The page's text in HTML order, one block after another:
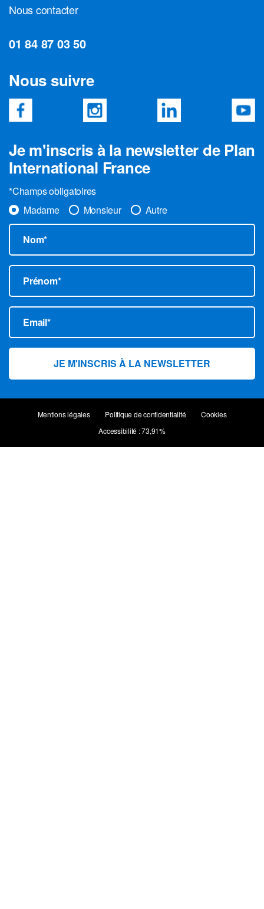
Nous contacter
01 84 87 03 50
Nous suivre
Je m'inscris à la newsletter de Plan
International France
*Champs obligatoires
Madame
Monsieur Autre
Nom*
Prénom*
Email*
Mentions légales Politique de confidentialité
Cookies
Accessibilité : 73,91%